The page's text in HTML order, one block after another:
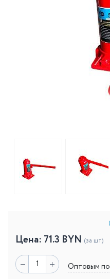
Цена: 71.3 BYN (за шт)